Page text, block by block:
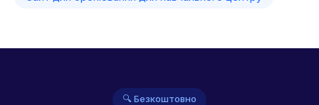
🔍 Безкоштовно